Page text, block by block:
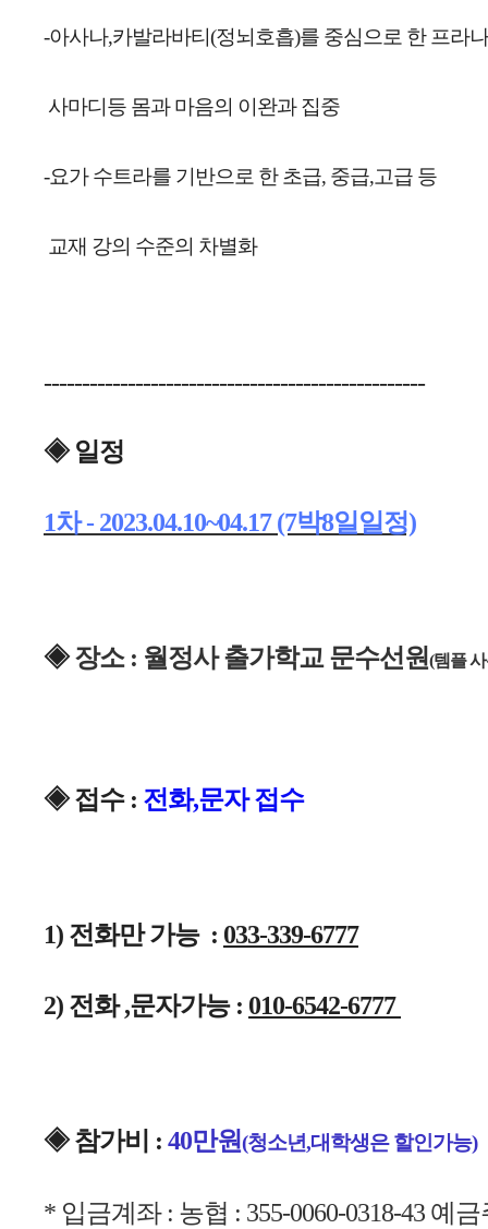
-아사나,카발라바티(정뇌호흡)를 중심으로 한 프라
사마디등 몸과 마음의 이완과 집중
-요가 수트라를 기반으로 한 초급, 중급,고급 등
교재 강의 수준의 차별화
--------------------------------------------------
◈ 일정
1차 - 2023.04.10~04.17 (7박8일일정)
◈ 장소 : 월정사 출가학교 문수선원 (템플
◈ 접수 : 전화,문자 접수
1) 전화만 가능  : 033-339-6777
2) 전화 ,문자가능 : 010-6542-6777
◈ 참가비 : 40만원(청소년,대학생은 할인가능)
* 입금계좌 : 농협 : 355-0060-0318-43 예